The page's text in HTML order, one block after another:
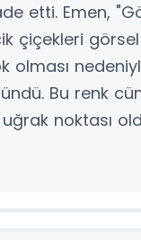
etti. Emen,
çiçekleri
olması
Bu renk
uğrak noktası